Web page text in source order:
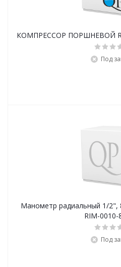
КОМПРЕССОР ПОРШНЕВОЙ
Под
Манометр радиальный 1/2",
RIM-0010-
Под